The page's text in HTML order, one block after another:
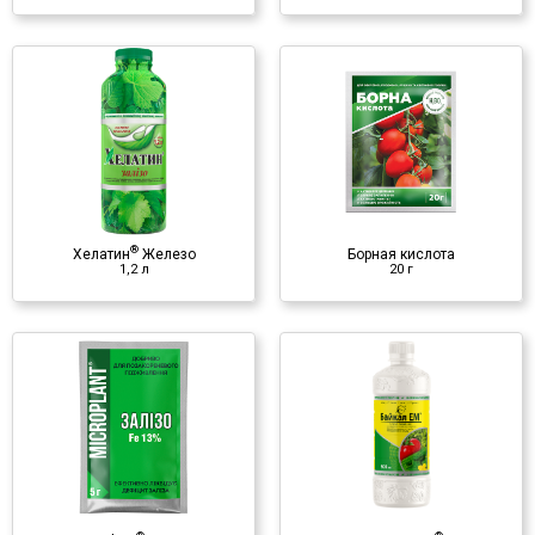
Хелатин®Железо
1,2 л
Борная кислота
20 г
Борная кислота
20 г
Минеральное удобрение
♦ борная кислота
Байкал-ЭМ
Микробиологический
препарат
♦ полезные микроорганизмы